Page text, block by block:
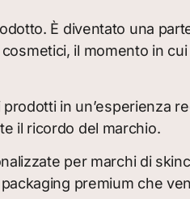
È diventato una
il momento in
in un’esperienza
il ricordo del marchio.
per marchi di
premium che